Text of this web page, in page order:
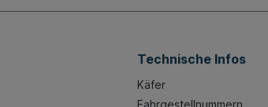
Technische Infos
Käfer
Fahrgestellnummern